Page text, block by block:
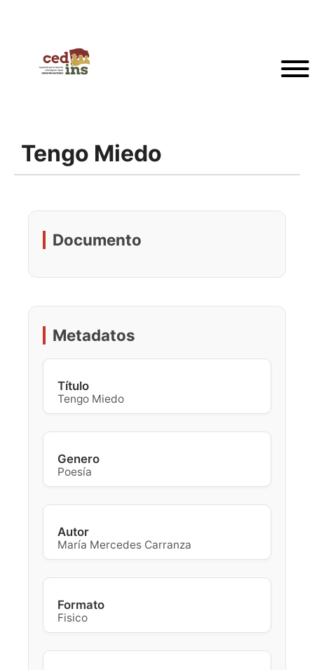
Tengo Miedo
Documento
Metadatos
Título
Tengo Miedo
Genero
Poesía
Autor
María Mercedes Carranza
Formato
Fisico